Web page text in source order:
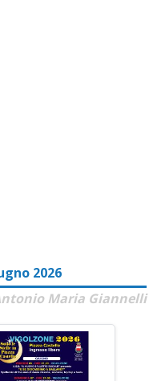
2026
Maria Giannelli